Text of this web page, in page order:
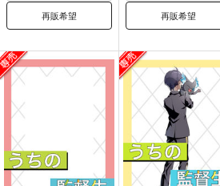
再販希望 再販希望